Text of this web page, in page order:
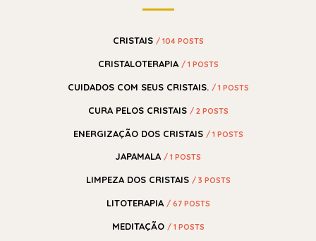
CRISTAIS / 104 POSTS
CRISTALOTERAPIA / 1 POSTS
CUIDADOS COM SEUS CRISTAIS. / 1 POSTS
CURA PELOS CRISTAIS / 2 POSTS
ENERGIZAÇÃO DOS CRISTAIS / 1 POSTS
JAPAMALA / 1 POSTS
LIMPEZA DOS CRISTAIS / 3 POSTS
LITOTERAPIA / 67 POSTS
MEDITAÇÃO / 1 POSTS